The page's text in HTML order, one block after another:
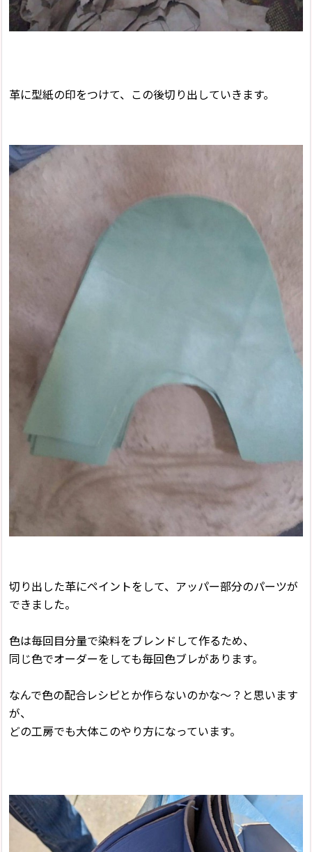
革に型紙の印をつけて、この後切り出していきます。
切り出した革にペイントをして、アッパー部分のパーツが
できました。
色は毎回目分量で染料をブレンドして作るため、
同じ色でオーダーをしても毎回色ブレがあります。
なんで色の配合レシピとか作らないのかな〜？と思います
が、
どの工房でも大体このやり方になっています。